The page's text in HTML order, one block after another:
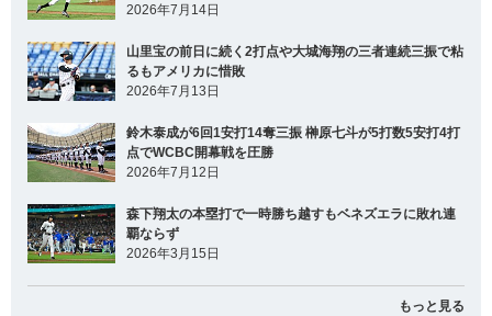
2026年7月14日
山里宝の前日に続く2打点や大城海翔の三者連続三振で粘
るもアメリカに惜敗
2026年7月13日
鈴木泰成が6回1安打14奪三振 榊原七斗が5打数5安打4打
点でWCBC開幕戦を圧勝
2026年7月12日
森下翔太の本塁打で一時勝ち越すもベネズエラに敗れ連
覇ならず
2026年3月15日
もっと見る